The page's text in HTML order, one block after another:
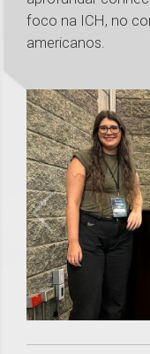
foco na ICH, no
americanos.